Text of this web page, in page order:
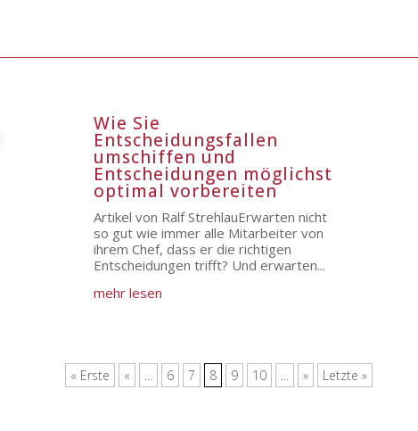
Wie Sie
Entscheidungsfallen
umschiffen und
Entscheidungen möglichst
optimal vorbereiten
Artikel von Ralf StrehlauErwarten nicht
so gut wie immer alle Mitarbeiter von
ihrem Chef, dass er die richtigen
Entscheidungen trifft? Und erwarten...
mehr lesen
« Erste « 6 7 8 9 10 » Letzte »